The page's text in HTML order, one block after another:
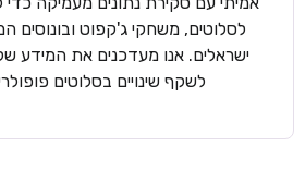
לסלוטים, משחקי ג'קפוט ובונוסים
ישראלים. אנו מעדכנים את המידע
לשקף שינויים בסלוטים